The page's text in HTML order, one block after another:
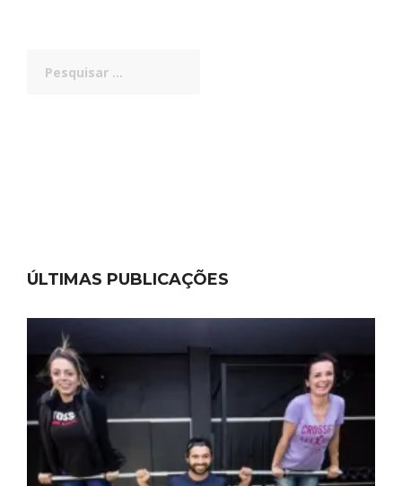
por:
ÚLTIMAS PUBLICAÇÕES